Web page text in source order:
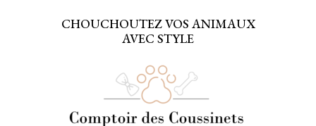
CHOUCHOUTEZ VOS ANIMAUX
AVEC STYLE